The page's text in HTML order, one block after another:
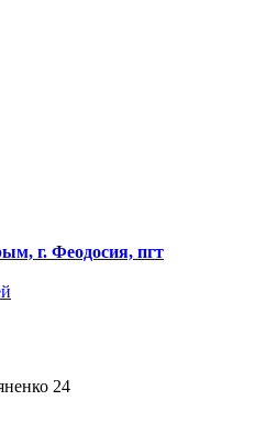
г. Феодосия, пгт
24